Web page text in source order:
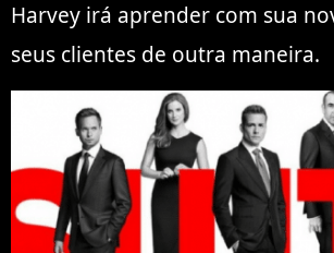
Harvey irá aprender com sua
seus clientes de outra maneira.